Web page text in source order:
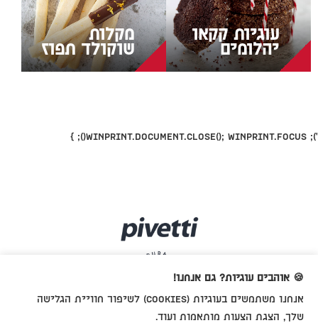
עוגיות קקאו
יהלומים
מקלות
שוקולד תפוז
'); WinPrint.document.close(); WinPrint.focus(); }
🍪 אוהבים עוגיות? גם אנחנו!
אנחנו משתמשים בעוגיות (cookies) לשיפור חוויית הגלישה
שלך, הצגת הצעות מותאמות ועוד.